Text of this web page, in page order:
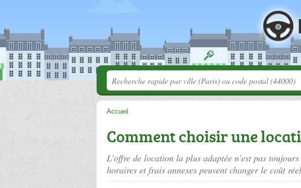
Accueil
Comment choisir une
L'offre de location la plus adaptée n'est pas
horaires et frais annexes peuvent changer le coût